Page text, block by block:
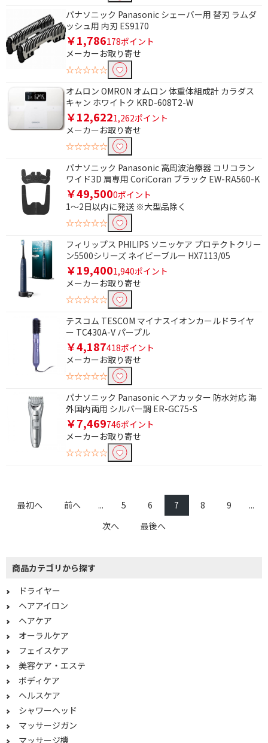
パナソニック Panasonic シェーバー用 替刃 ラムダ
ッシュ用 内刃 ES9170
￥1,786178ポイント
メーカーお取り寄せ
☆☆☆☆☆
オムロン OMRON オムロン 体重体組成計 カラダス
キャン ホワイトク KRD-608T2-W
￥12,6221,262ポイント
メーカーお取り寄せ
☆☆☆☆☆
パナソニック Panasonic 高周波治療器 コリコラン
ワイド3D 肩専用 CoriCoran ブラック EW-RA560-K
￥49,5000ポイント
1～2日以内に発送 ※大型品除く
☆☆☆☆☆
フィリップス PHILIPS ソニッケア プロテクトクリー
ン5500シリーズ ネイビーブルー HX7113/05
￥19,4001,940ポイント
メーカーお取り寄せ
☆☆☆☆☆
テスコム TESCOM マイナスイオンカールドライヤ
ー TC430A-V パープル
￥4,187418ポイント
メーカーお取り寄せ
☆☆☆☆☆
パナソニック Panasonic ヘアカッター 防水対応 海
外国内両用 シルバー調 ER-GC75-S
￥7,469746ポイント
メーカーお取り寄せ
☆☆☆☆☆
最初へ 前へ ... 5 6 7 8 9
...
次へ
最後へ
商品カテゴリから探す
ドライヤー
ヘアアイロン
ヘアケア
オーラルケア
フェイスケア
美容ケア・エステ
ボディケア
ヘルスケア
シャワーヘッド
マッサージガン
マッサージ機
便利&快適機能で絞り込む
フタ自動開閉
着座センサー
メール通知機能
歩数計機能
血中酸素ウェルネス機
能
睡眠計測機能
ハンズフリー通話機能
防塵機能
消費カロリー計測機能
音声アシスト機能
コーチング機能
心拍センサー
節水効果
浄水機能
マッサージ機能
水流切替
ミスト
角度調整
イオンで絞り込む
イオン発生機能あり
有
無
タイマーで絞り込む
無
電源方式で絞り込む
コードレス式
AC電源・充電式
USB電源・充電式
USB電源専用
充電式（コードレス）
充電・交流式両用
タイプで絞り込む
据え置き型
消費電力で絞り込む
1000W以上